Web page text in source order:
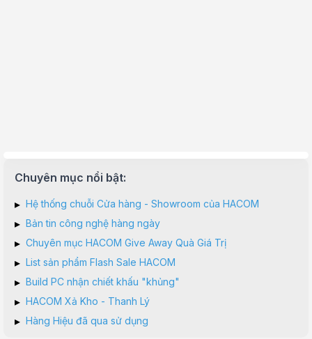
Chuyên mục nổi bật:
▸ Hệ thống chuỗi Cửa hàng - Showroom của HACOM
▸ Bản tin công nghệ hàng ngày
▸ Chuyên mục HACOM Give Away Quà Giá Trị
▸ List sản phẩm Flash Sale HACOM
▸ Build PC nhận chiết khấu "khủng"
▸ HACOM Xả Kho - Thanh Lý
▸ Hàng Hiệu đã qua sử dụng